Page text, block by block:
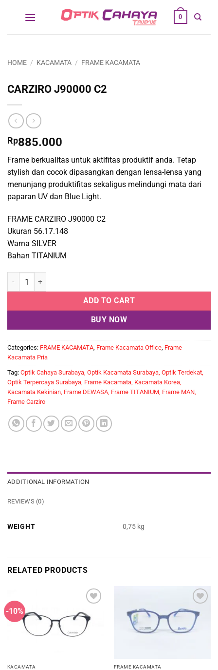
0
HOME / KACAMATA / FRAME KACAMATA
CARZIRO J90000 C2
Rp885.000
Frame berkualitas untuk aktifitas produktif anda. Tetap
stylish dan cocok dipasangkan dengan lensa-lensa yang
menunjang produktifitas sekaligus melindungi mata dari
paparan UV dan Blue Light.
FRAME CARZIRO J90000 C2
Ukuran 56.17.148
Warna SILVER
Bahan TITANIUM
CARZIRO J90000 C2 quantity
ADD TO CART
BUY NOW
Categories: FRAME KACAMATA Frame Kacamata Office Frame
Kacamata Pria
Tag: Optik Cahaya Surabaya, Optik Kacamata Surabaya, Optik Terdekat,
Optik Terpercaya Surabaya, Frame Kacamata, Kacamata Korea,
Kacamata Kekinian, Frame DEWASA, Frame TITANIUM, Frame MAN,
Frame Carziro
ADDITIONAL INFORMATION
REVIEWS (0)
WEIGHT 0,75 kg
RELATED PRODUCTS
-10%
KACAMATA FRAME KACAMATA